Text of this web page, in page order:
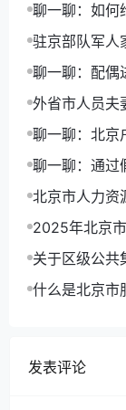
聊一聊：如何
速落户
驻京部队军人
详解
聊一聊：配偶
理北京户口
外省市人员夫
进京入非农业
聊一聊：北京
口路径
聊一聊：通过
北京市人力资
积分落户申报
2025年北京
可以拿到北京
关于区级公共
为例）
什么是北京市
发表评论